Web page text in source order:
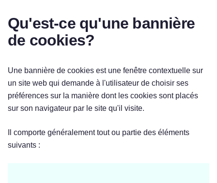
Qu'est-ce qu'une bannière
de cookies?
Une bannière de cookies est une fenêtre contextuelle sur
un site web qui demande à l'utilisateur de choisir ses
préférences sur la manière dont les cookies sont placés
sur son navigateur par le site qu'il visite.
Il comporte généralement tout ou partie des éléments
suivants :